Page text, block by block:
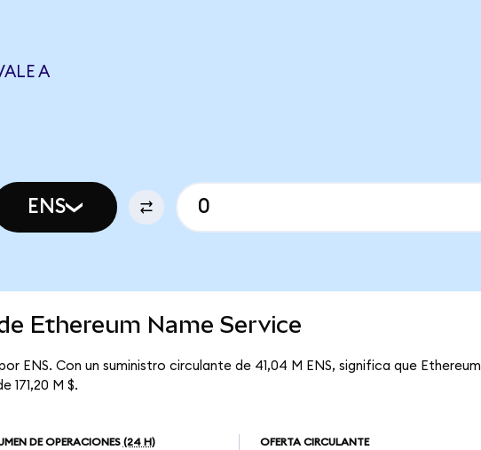
A
ENS
Ethereum Name Service
ENS. Con un suministro circulante de 41,04 M ENS, significa que Ethereum
171,20 M $.
DE OPERACIONES (24 H) OFERTA CIRCULANTE